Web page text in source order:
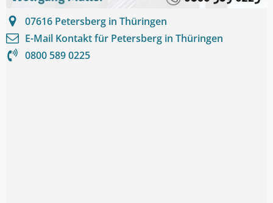
07616 Petersberg in Thüringen
E-Mail Kontakt für Petersberg in Thüringen
0800 589 0225